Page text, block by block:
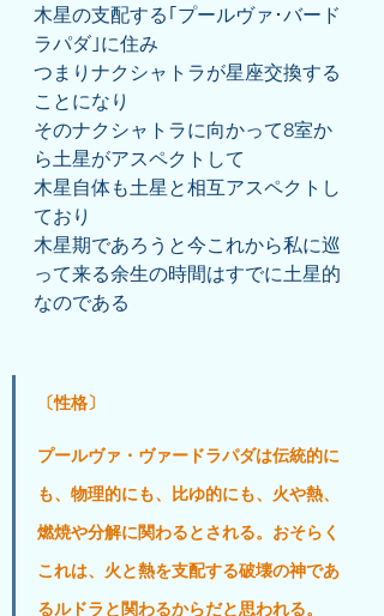
木星の支配する｢プールヴァ･バード
ラパダ｣に住み
つまりナクシャトラが星座交換する
ことになり
そのナクシャトラに向かって8室か
ら土星がアスペクトして
木星自体も土星と相互アスペクトし
ており
木星期であろうと今これから私に巡
って来る余生の時間はすでに土星的
なのである
〔性格〕
プールヴァ・ヴァードラパダは伝統的に
も、物理的にも、比ゆ的にも、火や熱、
燃焼や分解に関わるとされる。おそらく
これは、火と熱を支配する破壊の神であ
るルドラと関わるからだと思われる。